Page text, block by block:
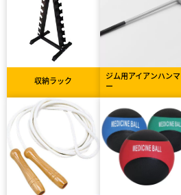
収納ラック
ジム用アイアンハンマ
ー